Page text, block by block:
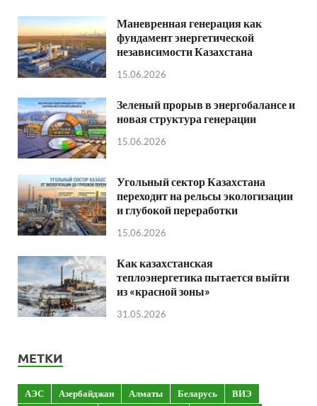
Маневренная генерация как
фундамент энергетической
независимости Казахстана
15.06.2026
Зеленый прорыв в энергобалансе и
новая структура генерации
15.06.2026
Угольный сектор Казахстана
переходит на рельсы экологизации
и глубокой переработки
15.06.2026
Как казахстанская
теплоэнергетика пытается выйти
из «красной зоны»
31.05.2026
МЕТКИ
АЭС Азербайджан Алматы Беларусь
ВИЭ